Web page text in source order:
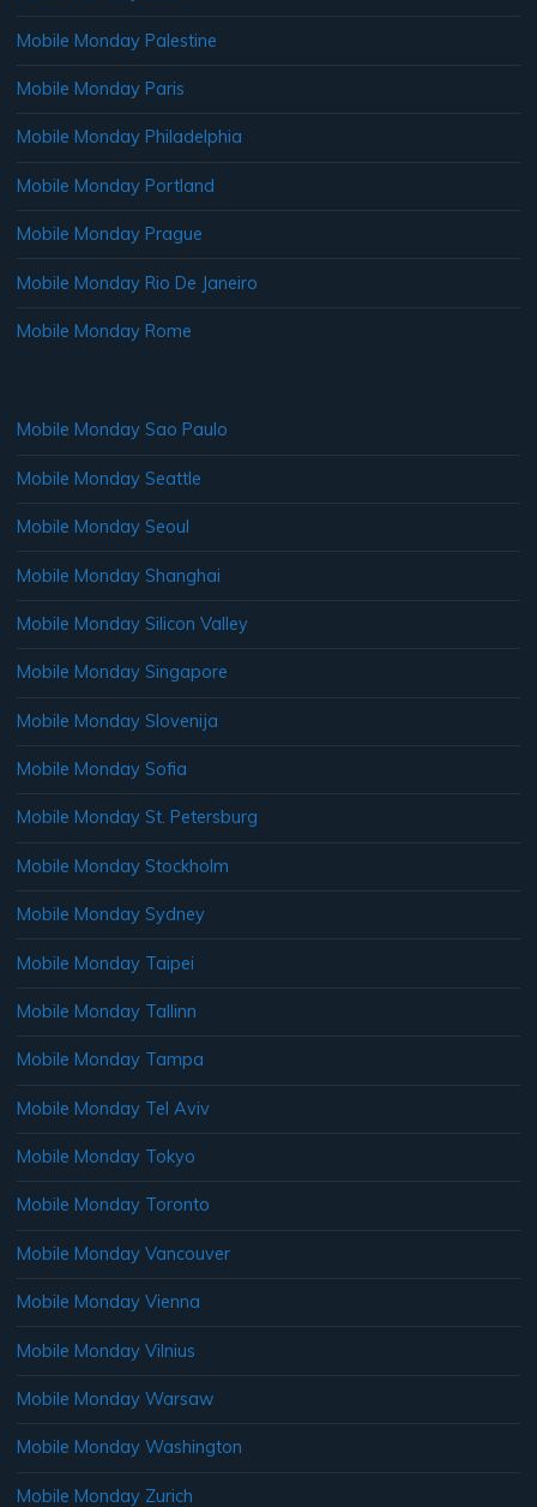
Mobile Monday Palestine
Mobile Monday Paris
Mobile Monday Philadelphia
Mobile Monday Portland
Mobile Monday Prague
Mobile Monday Rio De Janeiro
Mobile Monday Rome
Mobile Monday Sao Paulo
Mobile Monday Seattle
Mobile Monday Seoul
Mobile Monday Shanghai
Mobile Monday Silicon Valley
Mobile Monday Singapore
Mobile Monday Slovenija
Mobile Monday Sofia
Mobile Monday St. Petersburg
Mobile Monday Stockholm
Mobile Monday Sydney
Mobile Monday Taipei
Mobile Monday Tallinn
Mobile Monday Tampa
Mobile Monday Tel Aviv
Mobile Monday Tokyo
Mobile Monday Toronto
Mobile Monday Vancouver
Mobile Monday Vienna
Mobile Monday Vilnius
Mobile Monday Warsaw
Mobile Monday Washington
Mobile Monday Zurich